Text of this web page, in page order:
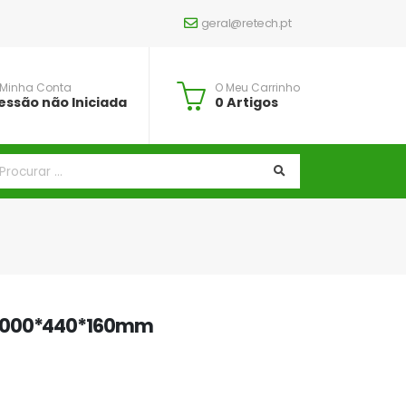
geral@retech.pt
Conta
não Iniciada
O Meu Carrinho
0 Artigos